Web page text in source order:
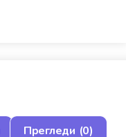
Прегледи (0)